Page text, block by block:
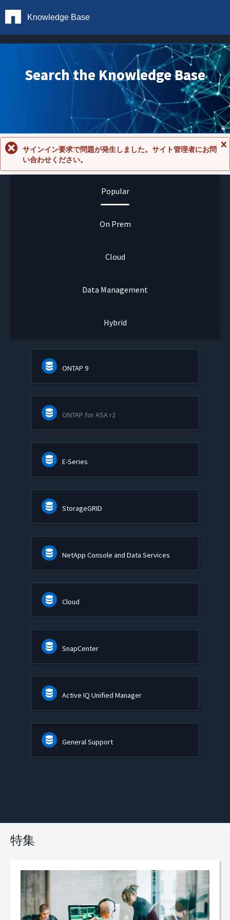
Knowledge Base
Search the Knowledge Base
セ
サインイン要求で問題が発生しました。サイト管理者にお問
い合わせください。
Popular
On Prem
Cloud
Data Management
Hybrid
ONTAP 9
ONTAP for ASA r2
E-Series
StorageGRID
NetApp Console and Data Services
Cloud
SnapCenter
Active IQ Unified Manager
General Support
特集